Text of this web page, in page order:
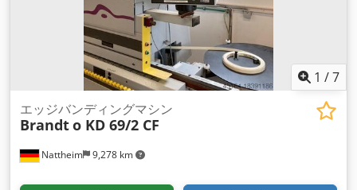
1 /7
Nattheim 9,278 km
エッジバンディングマシン
Brandto KD 69/2 CF